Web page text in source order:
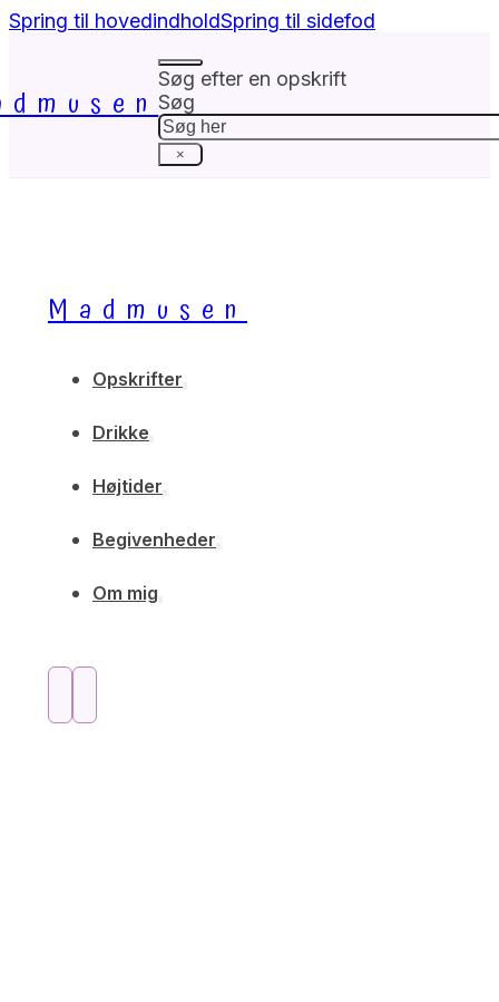
Spring til hovedindholdSpring til sidefod
Søg efter en opskrift
Søg
×
Madmusen
Opskrifter
Drikke
Højtider
Begivenheder
Om mig